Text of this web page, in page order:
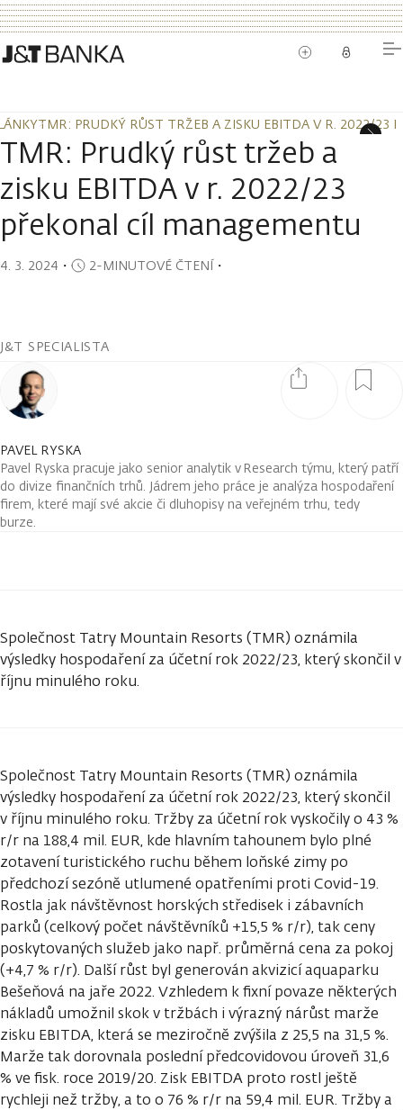
TMR: PRUDKÝ RŮST TRŽEB A ZISKU EBITDA V R. 2022/23
TMR: PRUDKÝ RŮST TRŽEB A ZISKU EBITDA V R. 2022/23
TMR: Prudký růst tržeb a
zisku EBITDA v r. 2022/23
překonal cíl managementu
4. 3. 2024 ・ 2-MINUTOVÉ ČTENÍ・
J&T SPECIALISTA
PAVEL RYSKA
Pavel Ryska pracuje jako senior analytik v Research týmu, který patří
do divize finančních trhů. Jádrem jeho práce je analýza hospodaření
firem, které mají své akcie či dluhopisy na veřejném trhu, tedy
burze.
Společnost Tatry Mountain Resorts (TMR) oznámila
výsledky hospodaření za účetní rok 2022/23, který skončil v
říjnu minulého roku.
Společnost Tatry Mountain Resorts (TMR) oznámila
výsledky hospodaření za účetní rok 2022/23, který skončil
v říjnu minulého roku. Tržby za účetní rok vyskočily o 43 %
r/r na 188,4 mil. EUR, kde hlavním tahounem bylo plné
zotavení turistického ruchu během loňské zimy po
předchozí sezóně utlumené opatřeními proti Covid-19.
Rostla jak návštěvnost horských středisek i zábavních
parků (celkový počet návštěvníků +15,5 % r/r), tak ceny
poskytovaných služeb jako např. průměrná cena za pokoj
(+4,7 % r/r). Další růst byl generován akvizicí aquaparku
Bešeňová na jaře 2022. Vzhledem k fixní povaze některých
nákladů umožnil skok v tržbách i výrazný nárůst marže
zisku EBITDA, která se meziročně zvýšila z 25,5 na 31,5 %.
Marže tak dorovnala poslední předcovidovou úroveň 31,6
% ve fisk. roce 2019/20. Zisk EBITDA proto rostl ještě
rychleji než tržby, a to o 76 % r/r na 59,4 mil. EUR. Tržby a